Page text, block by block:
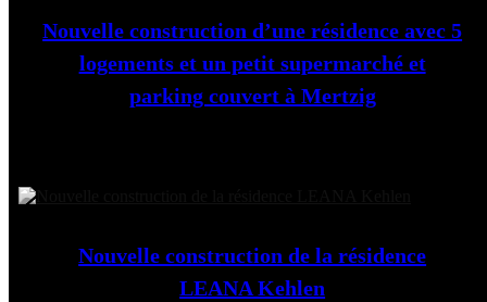
Nouvelle construction d’une résidence avec 5
logements et un petit supermarché et
parking couvert à Mertzig
Nouvelle construction de la résidence
LEANA Kehlen